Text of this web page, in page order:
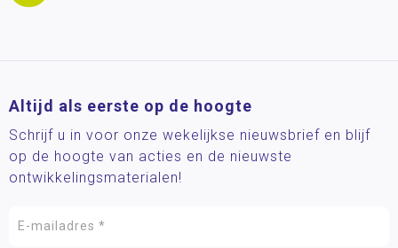
Altijd als eerste op de hoogte
Schrijf u in voor onze wekelijkse nieuwsbrief en blijf
op de hoogte van acties en de nieuwste
ontwikkelingsmaterialen!